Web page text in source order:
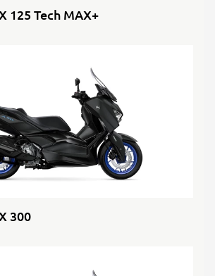
125 Tech MAX+
300